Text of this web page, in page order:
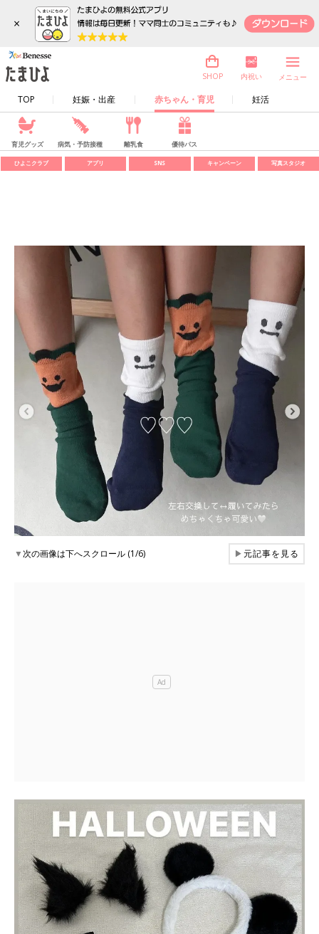
×
TOP 妊娠・出産 赤ちゃん・育児 妊活
SHOP 内祝い メニュー
育児グッズ 病気・予防接種 離乳食 優待パス
ひよこクラブ アプリ SNS キャンペーン 写真スタジオ
▼次の画像は下へスクロール (1/6) ▶元記事を見る